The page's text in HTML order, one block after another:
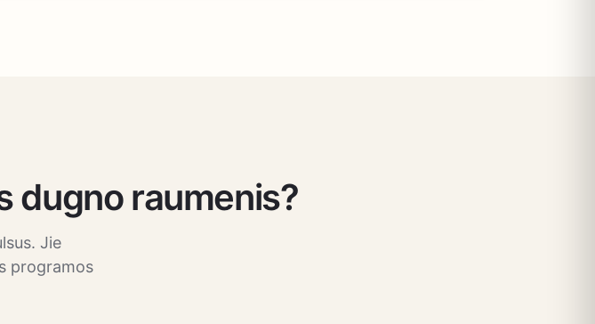
dugno raumenis?
Jie
programos